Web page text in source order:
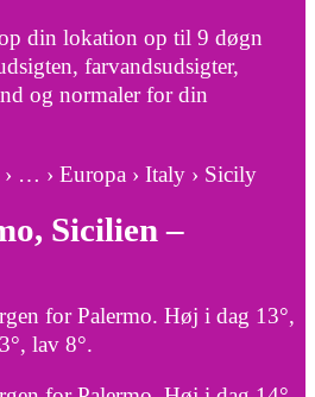
din lokation op til 9 døgn
farvandsudsigter,
og normaler for din
… › Europa › Italy › Sicily
Sicilien –
for Palermo. Høj i dag 13°,
lav 8°.